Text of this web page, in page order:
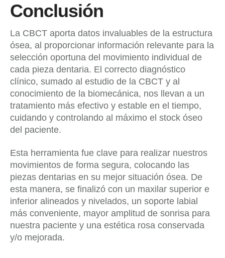
Conclusión
La CBCT aporta datos invaluables de la estructura
ósea, al proporcionar información relevante para la
selección oportuna del movimiento individual de
cada pieza dentaria. El correcto diagnóstico
clínico, sumado al estudio de la CBCT y al
conocimiento de la biomecánica, nos llevan a un
tratamiento más efectivo y estable en el tiempo,
cuidando y controlando al máximo el stock óseo
del paciente.
Esta herramienta fue clave para realizar nuestros
movimientos de forma segura, colocando las
piezas dentarias en su mejor situación ósea. De
esta manera, se finalizó con un maxilar superior e
inferior alineados y nivelados, un soporte labial
más conveniente, mayor amplitud de sonrisa para
nuestra paciente y una estética rosa conservada
y/o mejorada.